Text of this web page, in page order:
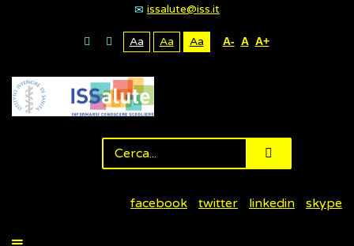
issalute@iss.it
Aa Aa Aa A- A A+
facebook twitter linkedin skype